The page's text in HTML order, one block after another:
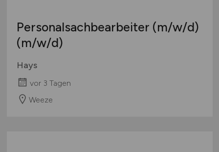
Personalsachbearbeiter (m/w/d)
(m/w/d)
Hays
vor 3 Tagen
Weeze